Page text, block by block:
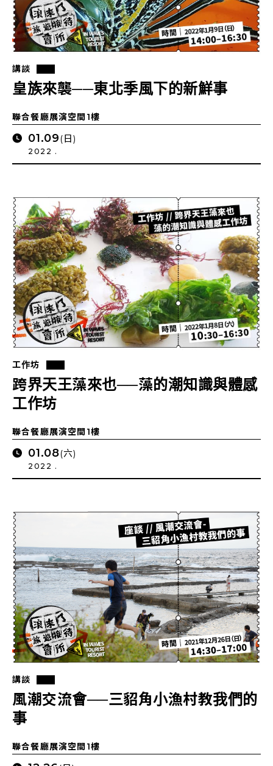
講談
皇族來襲──東北季風下的新鮮事
聯合餐廳展演空間1樓
01.09(日)
2022 .
工作坊
跨界天王藻來也──藻的潮知識與體感
工作坊
聯合餐廳展演空間1樓
01.08(六)
2022 .
講談
風潮交流會──三貂角小漁村教我們的
事
聯合餐廳展演空間1樓